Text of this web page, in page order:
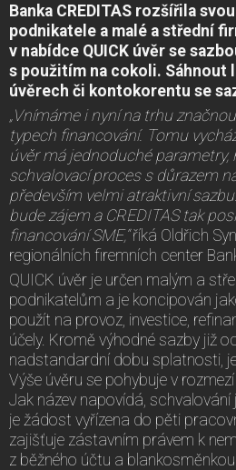
Banka CREDITAS rozšířila
podnikatele a malé a střední
v nabídce QUICK úvěr se
s použitím na cokoli. Sáhnout
úvěrech či kontokorentu se
„Vnímáme i nyní na trhu
typech financování. Tomu
úvěr má jednoduché parametry,
schvalovací proces s důrazem
především velmi atraktivní
bude zájem a CREDITAS tak
financování SME,“říká Oldřich
regionálních firemních center
QUICK úvěr je určen malým a
podnikatelům a je koncipován
použít na provoz, investice,
účely. Kromě výhodné sazby již
nadstandardní dobu splatnosti,
Výše úvěru se pohybuje v
Jak název napovídá,
je žádost vyřízena do pěti
zajišťuje zástavním právem k
z běžného účtu a blankosměnkou.